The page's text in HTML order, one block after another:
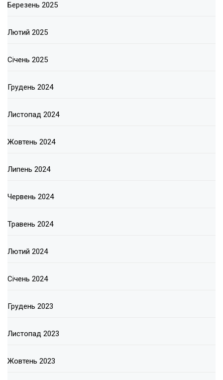
Березень 2025
Лютий 2025
Січень 2025
Грудень 2024
Листопад 2024
Жовтень 2024
Липень 2024
Червень 2024
Травень 2024
Лютий 2024
Січень 2024
Грудень 2023
Листопад 2023
Жовтень 2023